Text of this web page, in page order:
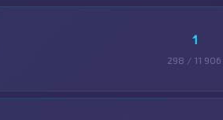
1
298 / 11 906